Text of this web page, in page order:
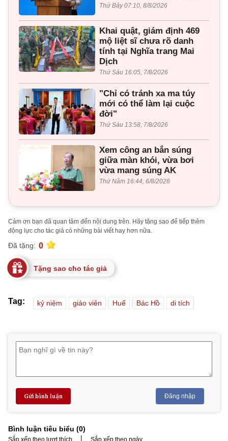
Thứ Bảy 07:10, 8/8/2026
Khai quật, giám định 469
mộ liệt sĩ chưa rõ danh
tính tại Nghĩa trang Mai
Dịch
Thứ Sáu 16:05, 7/8/2026
"Chỉ có tránh xa ma túy
mới có thể làm lại cuộc
đời"
Thứ Sáu 13:58, 7/8/2026
Xem công an bắn súng
giữa màn khói, vừa bơi
vừa mang súng AK
Thứ Năm 16:44, 6/8/2026
Cảm ơn bạn đã quan tâm đến nội dung trên. Hãy tặng sao để tiếp thêm
động lực cho tác giả có những bài viết hay hơn nữa.
Đã tặng: 0
Tặng sao cho tác giả
Tag: kỷ niệm giáo viên Huế Bác Hồ di tích
Gửi bình luận Đăng nhập
Bình luận tiêu biểu (0)
Sắp xếp theo lượt thích | Sắp xếp theo ngày